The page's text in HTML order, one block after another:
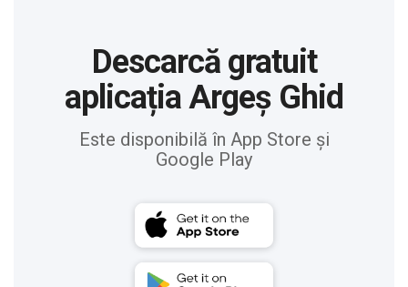
Descarcă gratuit
aplicația Argeș Ghid
Este disponibilă în App Store și
Google Play